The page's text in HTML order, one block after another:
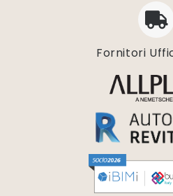
Fornitori